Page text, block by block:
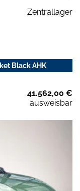
Zentrallager
Black AHK
41.562,00 €
ausweisbar